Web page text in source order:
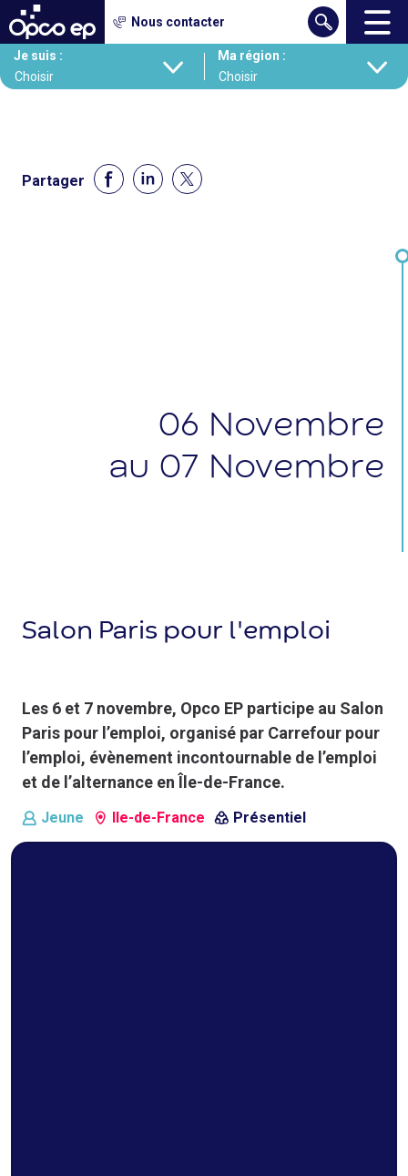
Gestion des cookies
Aller
contenu
Je suis : Ma région :
Nous contacter
Partager
06 Novembre
au 07 Novembre
Salon Paris pour l'emploi
Les 6 et 7 novembre, Opco EP participe au Salon
Paris pour l’emploi, organisé par Carrefour pour
l’emploi, évènement incontournable de l’emploi
et de l’alternance en Île-de-France.
Jeune Ile-de-France Présentiel